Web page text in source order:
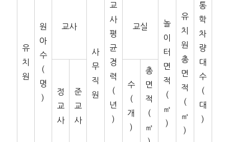
유
치
원
원
아
수
(
명
)
교
사
평
균
경
력
(
년
)
통
학
차
량
대
수
(
대
)
교사
사
무
직
원
교실
놀
이
터
면
적
(
㎡
)
유
치
원
총
면
적
(
㎡
)
정
교
사
준
교
사
수
(
개
)
총
면
적
(
㎡